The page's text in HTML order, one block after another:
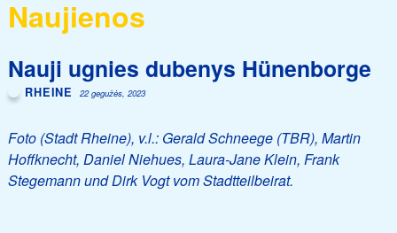
Naujienos
Nauji ugnies dubenys Hünenborge
RHEINE 22 gegužės, 2023
Foto (Stadt Rheine), v.l.: Gerald Schneege (TBR), Martin
Hoffknecht, Daniel Niehues, Laura-Jane Klein, Frank
Stegemann und Dirk Vogt vom Stadtteilbeirat.